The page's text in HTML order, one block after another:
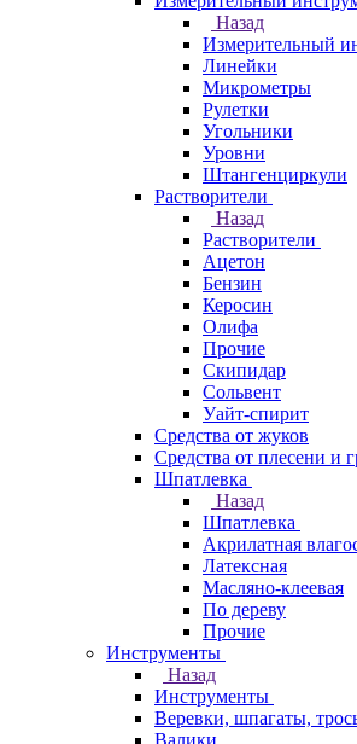
Назад
Измерительный
Линейки
Микрометры
Рулетки
Угольники
Уровни
Штангенциркули
Растворители
Назад
Растворители
Ацетон
Бензин
Керосин
Олифа
Прочие
Скипидар
Сольвент
Уайт-спирит
Средства от жуков
Средства от плесени и
Шпатлевка
Назад
Шпатлевка
Акрилатная
Латексная
Масляно-клеевая
По дереву
Прочие
Инструменты
Назад
Инструменты
Веревки, шпагаты,
Валики